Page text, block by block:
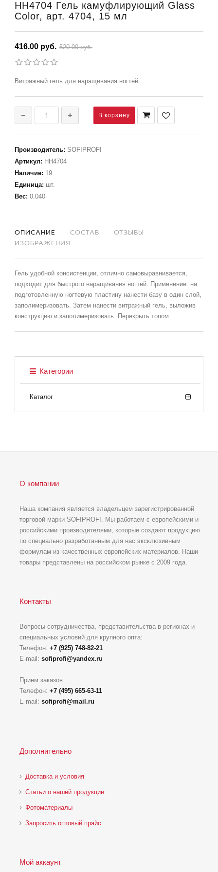
НН4704 Гель камуфлирующий Glass
Color, арт. 4704, 15 мл
416.00 руб. 520.00 руб.
Витражный гель для наращивания ногтей
Производитель: SOFIPROFI
Артикул: НН4704
Наличие: 19
Единица: шт.
Вес: 0.040
ОПИСАНИЕ СОСТАВ
ОТЗЫВЫ
ИЗОБРАЖЕНИЯ
Гель удобной консистенции, отлично самовыравнивается,
подходит для быстрого наращивания ногтей. Применение: на
подготовленную ногтевую пластину нанести базу в один слой,
заполимеризовать. Затем нанести витражный гель, выложив
конструкцию и заполимеризовать. Перекрыть топом.
Категории
Каталог
О компании
Наша компания является владельцем зарегистрированной
торговой марки SOFIPROFI. Мы работаем с европейскими и
российскими производителями, которые создают продукцию
по специально разработанным для нас эксклюзивным
формулам из качественных европейских материалов. Наши
товары представлены на российском рынке с 2009 года.
Контакты
Вопросы сотрудничества, представительства в регионах и
специальных условий для крупного опта:
Телефон: +7 (925) 748-82-21
E-mail: sofiprofi@yandex.ru
Прием заказов:
Телефон: +7 (495) 665-63-11
E-mail: sofiprofi@mail.ru
Дополнительно
Доставка и условия
Статьи о нашей продукции
Фотоматериалы
Запросить оптовый прайс
Мой аккаунт